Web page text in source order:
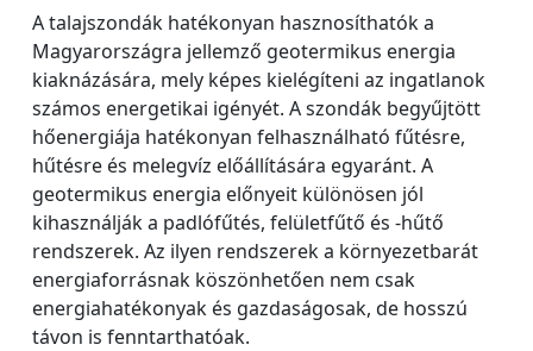
A talajszondák hatékonyan hasznosíthatók a
Magyarországra jellemző geotermikus energia
kiaknázására, mely képes kielégíteni az ingatlanok
számos energetikai igényét. A szondák begyűjtött
hőenergiája hatékonyan felhasználható fűtésre,
hűtésre és melegvíz előállítására egyaránt. A
geotermikus energia előnyeit különösen jól
kihasználják a padlófűtés, felületfűtő és -hűtő
rendszerek. Az ilyen rendszerek a környezetbarát
energiaforrásnak köszönhetően nem csak
energiahatékonyak és gazdaságosak, de hosszú
távon is fenntarthatóak.